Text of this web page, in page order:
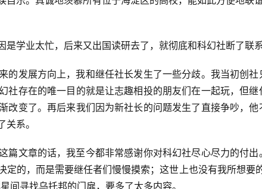
学业太忙，后来又出国读研去了，就彻底和科幻社断了联系
发展方向上，我和继任社长发生了一些分歧。我当初创社
社存在的唯一目的就是让志趣相投的朋友们在一起玩，但继
改变了。再后来我们因为新社长的问题发生了直接争吵，他
系。
文章的话，我至今都非常感谢你对科幻社尽心尽力的付出
的，而是需要继任者们慢慢摸索；这世上也没有我所想要
间寻找乌托邦的门扉，要多了太多内容。